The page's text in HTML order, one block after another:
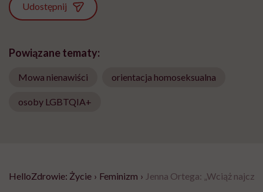
Udostępnij
Powiązane tematy:
Mowa nienawiści orientacja homoseksualna
osoby LGBTQIA+
HelloZdrowie: Życie › Feminizm › Jenna Ortega: „Wciąż